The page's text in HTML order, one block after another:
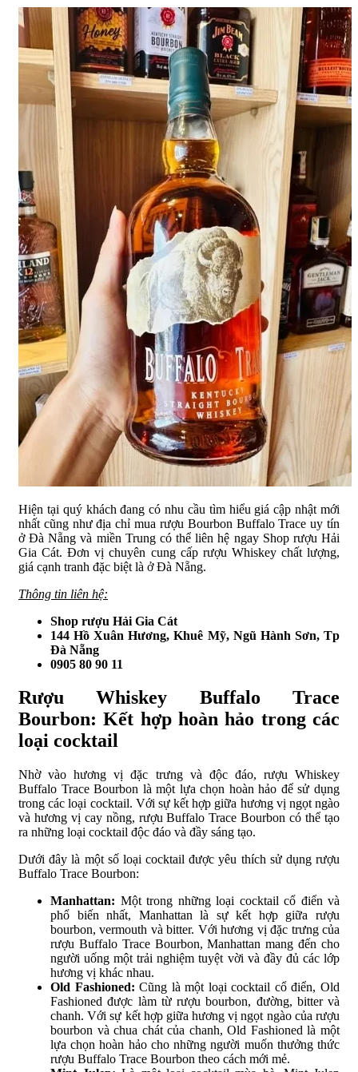
Hiện tại quý khách đang có nhu cầu tìm hiểu giá cập nhật mới
nhất cũng như địa chỉ mua rượu Bourbon Buffalo Trace uy tín
ở Đà Nẵng và miền Trung có thể liên hệ ngay Shop rượu Hải
Gia Cát. Đơn vị chuyên cung cấp rượu Whiskey chất lượng,
giá cạnh tranh đặc biệt là ở Đà Nẵng.
Thông tin liên hệ:
Shop rượu Hải Gia Cát
144 Hồ Xuân Hương, Khuê Mỹ, Ngũ Hành Sơn, Tp
Đà Nẵng
0905 80 90 11
Rượu Whiskey Buffalo Trace
Bourbon: Kết hợp hoàn hảo trong các
loại cocktail
Nhờ vào hương vị đặc trưng và độc đáo, rượu Whiskey
Buffalo Trace Bourbon là một lựa chọn hoàn hảo để sử dụng
trong các loại cocktail. Với sự kết hợp giữa hương vị ngọt ngào
và hương vị cay nồng, rượu Buffalo Trace Bourbon có thể tạo
ra những loại cocktail độc đáo và đầy sáng tạo.
Dưới đây là một số loại cocktail được yêu thích sử dụng rượu
Buffalo Trace Bourbon:
Manhattan: Một trong những loại cocktail cổ điển và
phổ biến nhất, Manhattan là sự kết hợp giữa rượu
bourbon, vermouth và bitter. Với hương vị đặc trưng của
rượu Buffalo Trace Bourbon, Manhattan mang đến cho
người uống một trải nghiệm tuyệt vời và đầy đủ các lớp
hương vị khác nhau.
Old Fashioned: Cũng là một loại cocktail cổ điển, Old
Fashioned được làm từ rượu bourbon, đường, bitter và
chanh. Với sự kết hợp giữa hương vị ngọt ngào của rượu
bourbon và chua chát của chanh, Old Fashioned là một
lựa chọn hoàn hảo cho những người muốn thưởng thức
rượu Buffalo Trace Bourbon theo cách mới mẻ.